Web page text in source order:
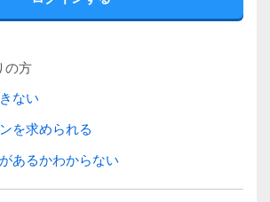
の方
ない
を求められる
あるかわからない